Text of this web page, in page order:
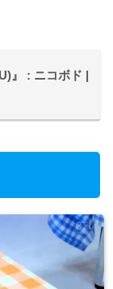
』 : ニコボド |